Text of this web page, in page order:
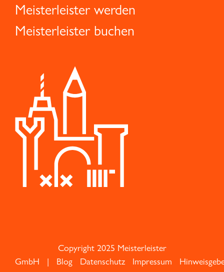
Meisterleister werden
Meisterleister buchen
Copyright 2025 Meisterleister
GmbH | Blog Datenschutz Impressum